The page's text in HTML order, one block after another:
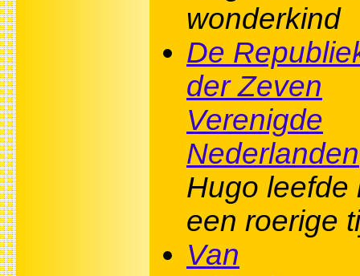
wonderkind
De
der Zeven
Verenigde
Nederlanden
Hugo leefde
een roerige
Van